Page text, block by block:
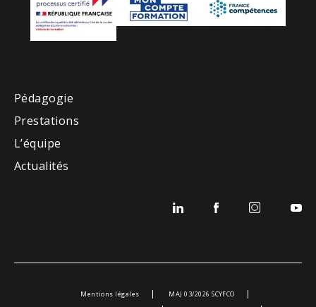
Pédagogie
Prestations
L’équipe
Actualités
Mentions légales
MAJ 03/2026 SCYFCO